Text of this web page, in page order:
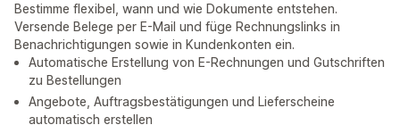
Bestimme flexibel, wann und wie Dokumente entstehen.
Versende Belege per E-Mail und füge Rechnungslinks in
Benachrichtigungen sowie in Kundenkonten ein.
Automatische Erstellung von E-Rechnungen und Gutschriften
zu Bestellungen
Angebote, Auftragsbestätigungen und Lieferscheine
automatisch erstellen